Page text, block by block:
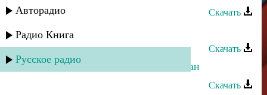
Авторадио
Радио Книга
Русское радио
Скачать
Марина Мустафаева - Шуточная
Скачать
Марина Мустафаева - Мой Дагестан
Скачать